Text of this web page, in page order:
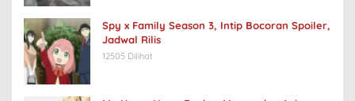
Spy x Family Season 3, Intip Bocoran Spoiler,
Jadwal Rilis
12505 Dilihat